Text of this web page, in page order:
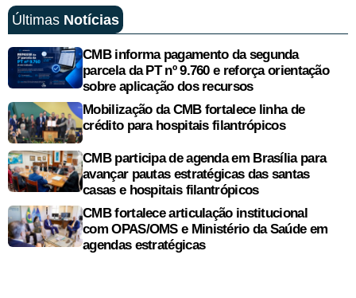
Últimas Notícias
CMB informa pagamento da segunda
parcela da PT nº 9.760 e reforça orientação
sobre aplicação dos recursos
Mobilização da CMB fortalece linha de
crédito para hospitais filantrópicos
CMB participa de agenda em Brasília para
avançar pautas estratégicas das santas
casas e hospitais filantrópicos
CMB fortalece articulação institucional
com OPAS/OMS e Ministério da Saúde em
agendas estratégicas